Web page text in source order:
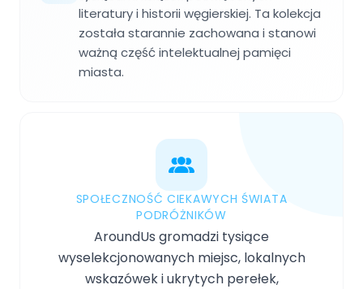
literatury i historii węgierskiej. Ta kolekcja
została starannie zachowana i stanowi
ważną część intelektualnej pamięci
miasta.
SPOŁECZNOŚĆ CIEKAWYCH ŚWIATA
PODRÓŻNIKÓW
AroundUs gromadzi tysiące
wyselekcjonowanych miejsc, lokalnych
wskazówek i ukrytych perełek,